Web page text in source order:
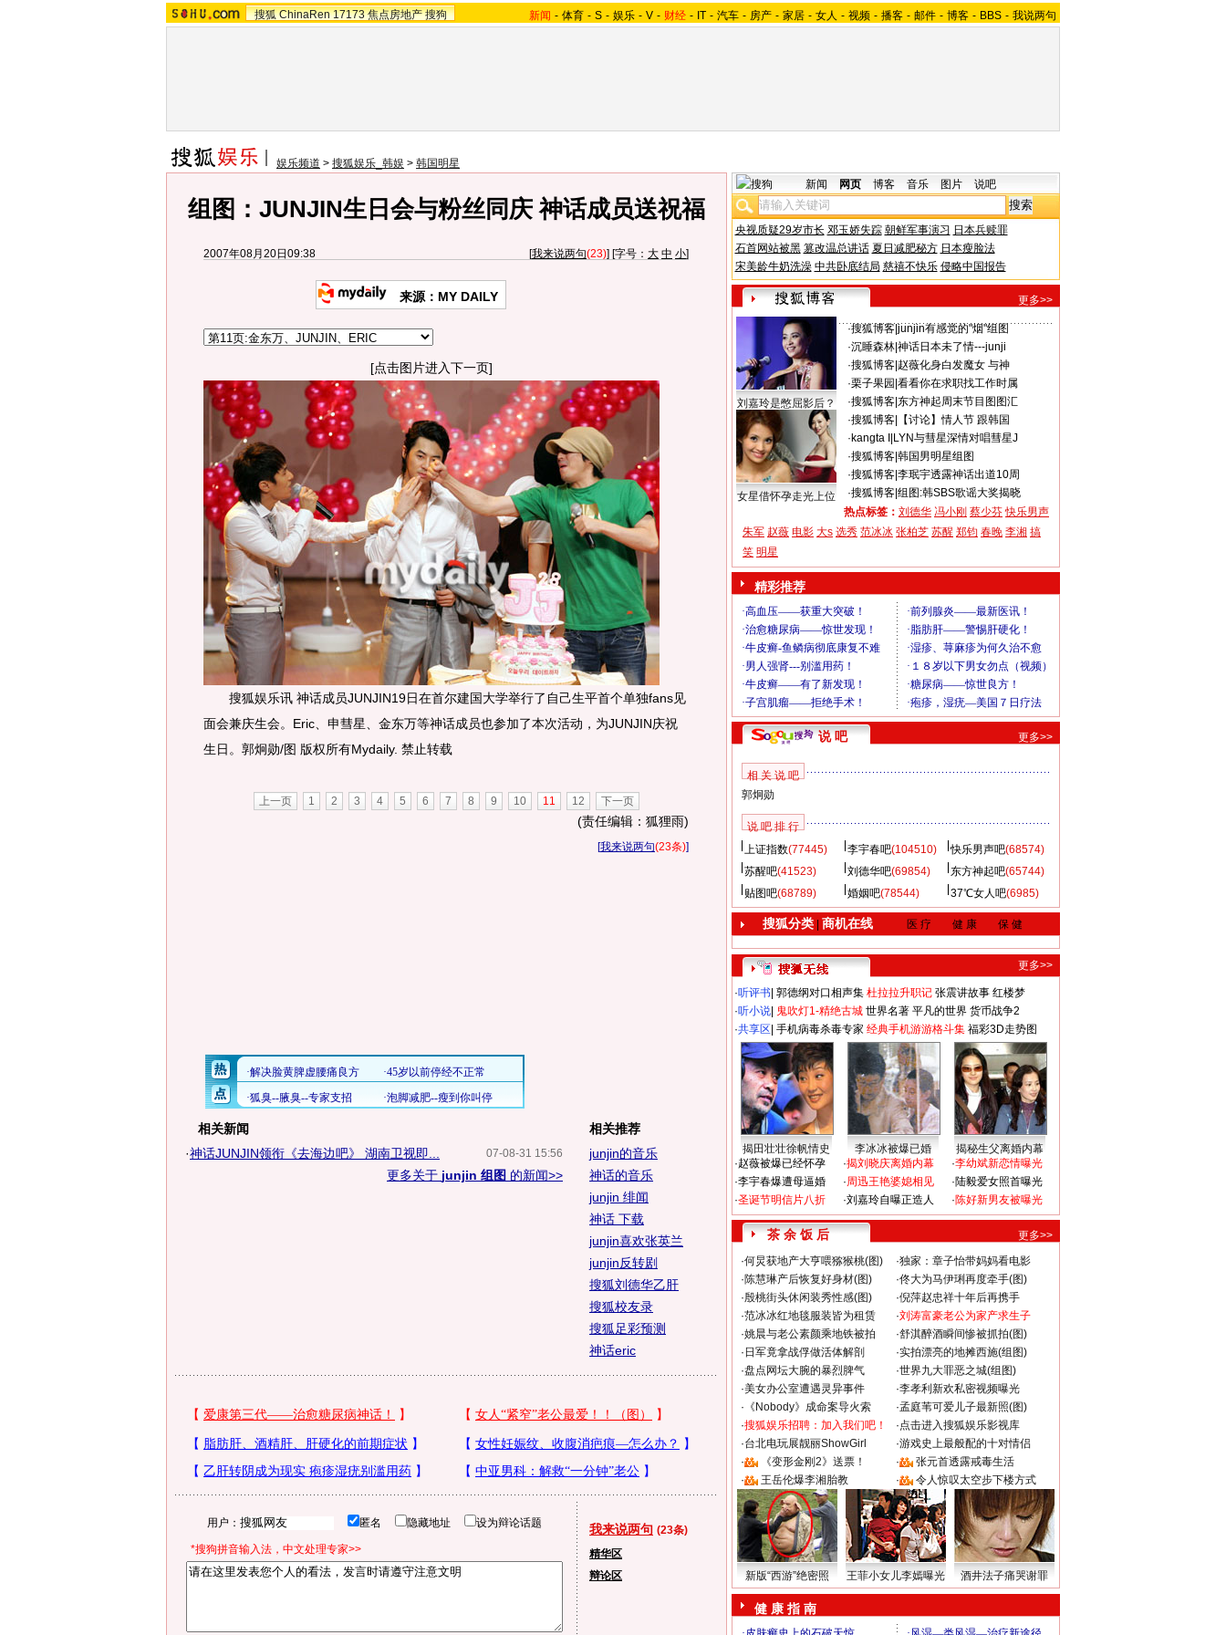
搜狐 ChinaRen 17173 焦点房地产 搜狗 新闻 - 体育 - S - 娱乐 - V - 财经 - IT - 汽车 - 房产 - 家居 - 女人 - 视频 - 播客 - 邮件 - 博客 - BBS - 我说两句
娱乐频道 > 搜狐娱乐_韩娱 > 韩国明星
组图：JUNJIN生日会与粉丝同庆 神话成员送祝福
2007年08月20日09:38 [我来说两句(23)] [字号： 大 中 小]
来源：MY DAILY
[点击图片进入下一页]
搜狐娱乐讯 神话成员JUNJIN19日在首尔建国大学举行了自己生平首个单独fans见
面会兼庆生会。Eric、申彗星、金东万等神话成员也参加了本次活动，为JUNJIN庆祝
生日。郭炯勋/图 版权所有Mydaily. 禁止转载
上一页 1 2 3 4 5 6 7 8 9 10 11 12 下一页
(责任编辑：狐狸雨)
[我来说两句(23条)]
相关新闻
07-08-31 15:56
·神话JUNJIN领衔《去海边吧》 湖南卫视即...
更多关于 junjin 组图 的新闻>>
相关推荐
junjin的音乐
神话的音乐
junjin 绯闻
神话 下载
junjin喜欢张英兰
junjin反转剧
搜狐刘德华乙肝
搜狐校友录
搜狐足彩预测
神话eric
用户： 匿名 隐藏地址 设为辩论话题
*搜狗拼音输入法，中文处理专家>>
我来说两句 (23条)
精华区
辩论区
新闻 网页 博客 音乐 图片 说吧
央视质疑29岁市长 邓玉娇失踪 朝鲜军事演习 日本兵赎罪
石首网站被黑 篡改温总讲话 夏日减肥秘方 日本瘦脸法
宋美龄牛奶洗澡 中共卧底结局 慈禧不快乐 侵略中国报告
更多>>
刘嘉玲是憋屈影后？
女星借怀孕走光上位
·搜狐博客| junjin有感觉的"烟"组图
·沉睡森林| 神话日本未了情---junji
·搜狐博客| 赵薇化身白发魔女 与神
·栗子果园 看看你在求职找工作时属
·搜狐博客| 东方神起周末节目图图汇
·搜狐博客|
【讨论】情人节 跟韩国
·kangta I
LYN与彗星深情对唱彗星J
·搜狐博客| 韩国男明星组图
·搜狐博客| 李珉宇透露神话出道10周
·搜狐博客| 组图:韩SBS歌谣大奖揭晓
热点标签： 刘德华 冯小刚 蔡少芬 快乐男声
朱军 赵薇 电影 大s 选秀 范冰冰 张柏芝 苏醒 郑钧 春晚 李湘 搞
笑 明星
精彩推荐
说 吧 更多>>
相 关 说 吧
郭炯勋
说 吧 排 行
上证指数(77445) 李宇春吧(104510) 快乐男声吧(68574)
苏醒吧(41523) 刘德华吧(69854) 东方神起吧(65744)
贴图吧(68789) 婚姻吧(78544) 37℃女人吧(6985)
搜狐分类| 商机在线 医 疗 健 康 保 健
更多>>
·听评书 郭德纲对口相声集 杜拉拉升职记 张震讲故事 红楼梦
·听小说 鬼吹灯1-精绝古城 世界名著 平凡的世界 货币战争2
·共享区 手机病毒杀毒专家 经典手机游游格斗集 福彩3D走势图
揭田壮壮徐帆情史 李冰冰被爆已婚
揭秘生父离婚内幕
·赵薇被爆已经怀孕
·李宇春爆遭母逼婚
·圣诞节明信片八折
·揭刘晓庆离婚内幕
·周迅王艳婆媳相见
·刘嘉玲自曝正造人
·李幼斌新恋情曝光
·陆毅爱女照首曝光
·陈好新男友被曝光
茶 余 饭 后
更多>>
·何炅获地产大亨喂猕猴桃(图) ·独家：章子怡带妈妈看电影
·陈慧琳产后恢复好身材(图) ·佟大为马伊琍再度牵手(图)
·殷桃街头休闲装秀性感(图) ·倪萍赵忠祥十年后再携手
·范冰冰红地毯服装皆为租赁 ·刘涛富豪老公为家产求生子
·姚晨与老公素颜乘地铁被拍 ·舒淇醉酒瞬间惨被抓拍(图)
· 日军竟拿战俘做活体解剖 ·实拍漂亮的地摊西施(组图)
·盘点网坛大腕的暴烈脾气 ·世界九大罪恶之城(组图)
·美女办公室遭遇灵异事件 ·李孝利新欢私密视频曝光
· 《Nobody》成命案导火索 ·孟庭苇可爱儿子最新照(图)
·搜狐娱乐招聘：加入我们吧！ ·点击进入搜狐娱乐影视库
·台北电玩展靓丽ShowGirl ·游戏史上最般配的十对情侣
·
《变形金刚2》送票！ ·
张元首透露戒毒生活
·
王岳伦爆李湘胎教 · 令人惊叹太空步下楼方式
新版“西游”绝密照 王菲小女儿李嫣曝光 酒井法子痛哭谢罪
健 康 指 南